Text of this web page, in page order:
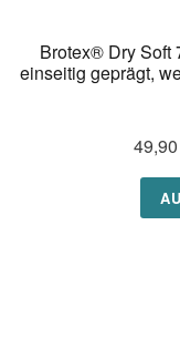
Brotex® Dry Soft
einseitig geprägt,
49,90